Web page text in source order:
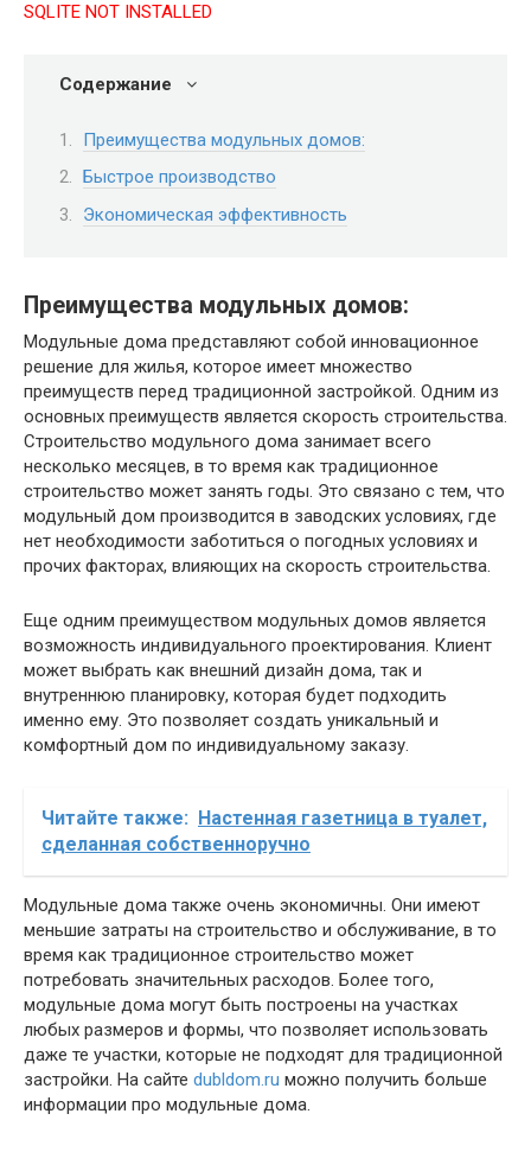
SQLITE NOT INSTALLED
Содержание
Преимущества модульных домов:
Быстрое производство
Экономическая эффективность
Преимущества модульных домов:
Модульные дома представляют собой инновационное
решение для жилья, которое имеет множество
преимуществ перед традиционной застройкой. Одним из
основных преимуществ является скорость строительства.
Строительство модульного дома занимает всего
несколько месяцев, в то время как традиционное
строительство может занять годы. Это связано с тем, что
модульный дом производится в заводских условиях, где
нет необходимости заботиться о погодных условиях и
прочих факторах, влияющих на скорость строительства.
Еще одним преимуществом модульных домов является
возможность индивидуального проектирования. Клиент
может выбрать как внешний дизайн дома, так и
внутреннюю планировку, которая будет подходить
именно ему. Это позволяет создать уникальный и
комфортный дом по индивидуальному заказу.
Читайте также: Настенная газетница в туалет,
сделанная собственноручно
Модульные дома также очень экономичны. Они имеют
меньшие затраты на строительство и обслуживание, в то
время как традиционное строительство может
потребовать значительных расходов. Более того,
модульные дома могут быть построены на участках
любых размеров и формы, что позволяет использовать
даже те участки, которые не подходят для традиционной
застройки. На сайте dubldom.ru можно получить больше
информации про модульные дома.